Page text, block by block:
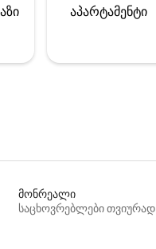
აპარტამენტი
მონრეალი
საცხოვრებლები თვიურად